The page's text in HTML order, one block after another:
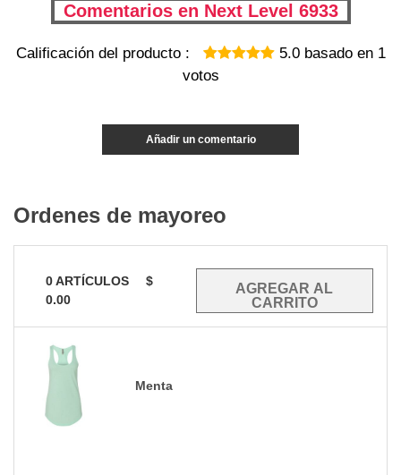
Comentarios en Next Level 6933
Calificación del producto : 5.0basado en 1
votos
Añadir un comentario
Ordenes de mayoreo
0ARTÍCULOS
$
0.00
Menta